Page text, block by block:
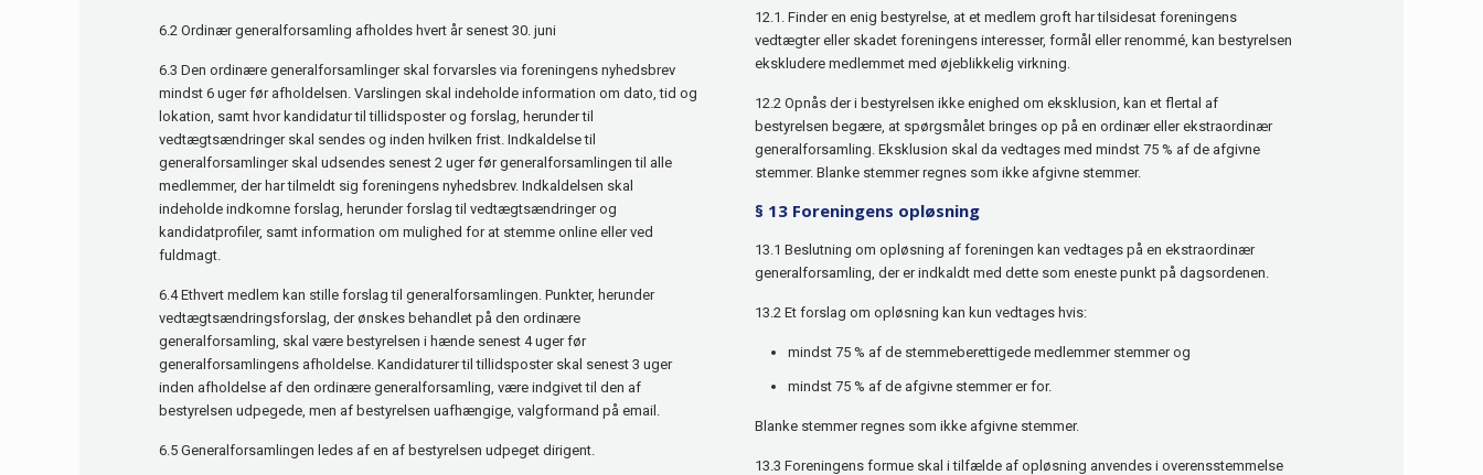
6.2 Ordinær generalforsamling afholdes hvert år senest 30. juni
6.3 Den ordinære generalforsamlinger skal forvarsles via foreningens nyhedsbrev
mindst 6 uger før afholdelsen. Varslingen skal indeholde information om dato, tid og
lokation, samt hvor kandidatur til tillidsposter og forslag, herunder til
vedtægtsændringer skal sendes og inden hvilken frist. Indkaldelse til
generalforsamlinger skal udsendes senest 2 uger før generalforsamlingen til alle
medlemmer, der har tilmeldt sig foreningens nyhedsbrev. Indkaldelsen skal
indeholde indkomne forslag, herunder forslag til vedtægtsændringer og
kandidatprofiler, samt information om mulighed for at stemme online eller ved
fuldmagt.
6.4 Ethvert medlem kan stille forslag til generalforsamlingen. Punkter, herunder
vedtægtsændringsforslag, der ønskes behandlet på den ordinære
generalforsamling, skal være bestyrelsen i hænde senest 4 uger før
generalforsamlingens afholdelse. Kandidaturer til tillidsposter skal senest 3 uger
inden afholdelse af den ordinære generalforsamling, være indgivet til den af
bestyrelsen udpegede, men af bestyrelsen uafhængige, valgformand på email.
6.5 Generalforsamlingen ledes af en af bestyrelsen udpeget dirigent.
12.1. Finder en enig bestyrelse, at et medlem groft har tilsidesat foreningens
vedtægter eller skadet foreningens interesser, formål eller renommé, kan bestyrelsen
ekskludere medlemmet med øjeblikkelig virkning.
12.2 Opnås der i bestyrelsen ikke enighed om eksklusion, kan et flertal af
bestyrelsen begære, at spørgsmålet bringes op på en ordinær eller ekstraordinær
generalforsamling. Eksklusion skal da vedtages med mindst 75 % af de afgivne
stemmer. Blanke stemmer regnes som ikke afgivne stemmer.
§ 13 Foreningens opløsning
13.1 Beslutning om opløsning af foreningen kan vedtages på en ekstraordinær
generalforsamling, der er indkaldt med dette som eneste punkt på dagsordenen.
13.2 Et forslag om opløsning kan kun vedtages hvis:
mindst 75 % af de stemmeberettigede medlemmer stemmer og
mindst 75 % af de afgivne stemmer er for.
Blanke stemmer regnes som ikke afgivne stemmer.
13.3 Foreningens formue skal i tilfælde af opløsning anvendes i overensstemmelse